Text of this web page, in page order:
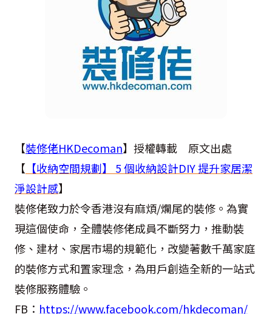
【裝修佬HKDecoman】授權轉載 原文出處
【 【收納空間規劃】 5 個收納設計DIY 提升家居潔
淨設計感】
裝修佬致力於令香港沒有麻煩/爛尾的裝修。為實
現這個使命，全體裝修佬成員不斷努力，推動裝
修、建材、家居市場的規範化，改變著數千萬家庭
的裝修方式和置家理念，為用戶創造全新的一站式
裝修服務體驗。
FB： https://www.facebook.com/hkdecoman/